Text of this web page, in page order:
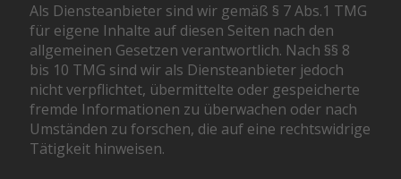
Als Diensteanbieter sind wir gemäß § 7 Abs.1 TMG
für eigene Inhalte auf diesen Seiten nach den
allgemeinen Gesetzen verantwortlich. Nach §§ 8
bis 10 TMG sind wir als Diensteanbieter jedoch
nicht verpflichtet, übermittelte oder gespeicherte
fremde Informationen zu überwachen oder nach
Umständen zu forschen, die auf eine rechtswidrige
Tätigkeit hinweisen.